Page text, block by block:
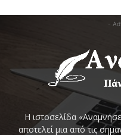
-
Η ιστοσελίδα
αποτελεί μια από τις